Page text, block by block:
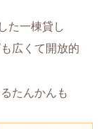
た一棟貸し
広くて開放的
たんかんも